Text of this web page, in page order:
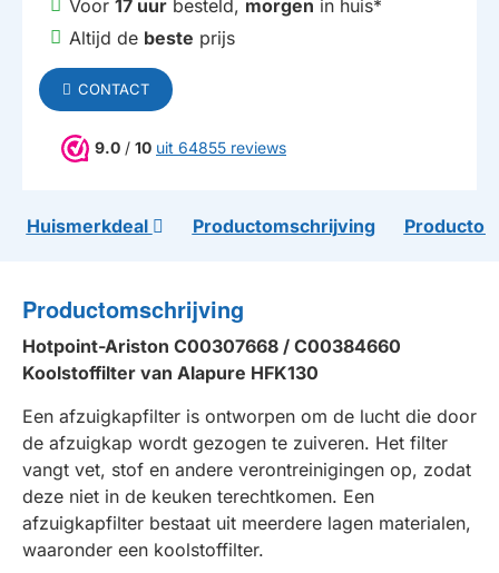
Voor 17 uur besteld, morgen in huis*
Altijd de beste prijs
CONTACT
9.0 / 10 uit 64855 reviews
Huismerkdeal Productomschrijving
Productomschrijving
Hotpoint-Ariston C00307668 / C00384660
Koolstoffilter van Alapure HFK130
Een afzuigkapfilter is ontworpen om de lucht die door
de afzuigkap wordt gezogen te zuiveren. Het filter
vangt vet, stof en andere verontreinigingen op, zodat
deze niet in de keuken terechtkomen. Een
afzuigkapfilter bestaat uit meerdere lagen materialen,
waaronder een koolstoffilter.